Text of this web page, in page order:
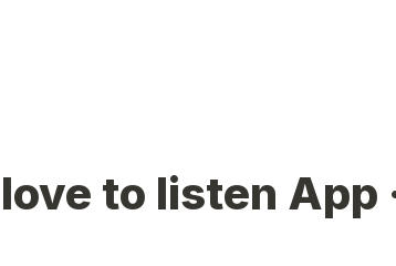
love to listen App